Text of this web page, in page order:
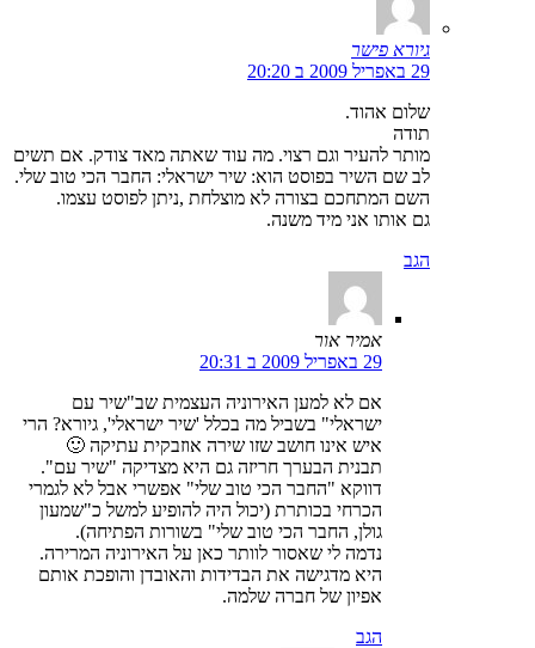
גיורא פישר
29 באפריל 2009 ב 20:20
שלום אהוד.
תודה
מותר להעיר וגם רצוי. מה עוד שאתה מאד צודק. אם תשים
לב שם השיר בפוסט הוא: שיר ישראלי: החבר הכי טוב שלי.
השם המתחכם בצורה לא מוצלחת ,ניתן לפוסט עצמו.
גם אותו אני מיד משנה.
הגב
אמיר אור
29 באפריל 2009 ב 20:31
אם לא למען האירוניה העצמית שב"שיר עם
ישראלי" בשביל מה בכלל 'שיר ישראלי', גיורא? הרי
איש אינו חושב שזו שירה אוזבקית עתיקה 🙂
תבנית הבערך חריזה גם היא מצדיקה "שיר עם".
דווקא "החבר הכי טוב שלי" אפשרי אבל לא לגמרי
הכרחי בכותרת (יכול היה להופיע למשל כ"שמעון
גולן, החבר הכי טוב שלי" בשורות הפתיחה).
נדמה לי שאסור לוותר כאן על האירוניה המרירה.
היא מדגישה את הבדידות והאובדן והופכת אותם
אפיון של חברה שלמה.
הגב